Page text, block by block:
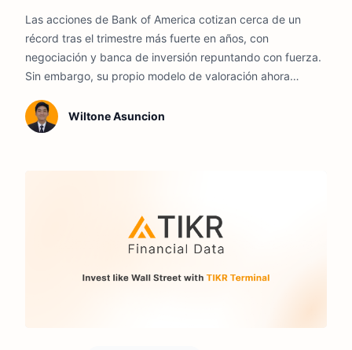
Las acciones de Bank of America cotizan cerca de un
récord tras el trimestre más fuerte en años, con
negociación y banca de inversión repuntando con fuerza.
Sin embargo, su propio modelo de valoración ahora
un analista acaba de decirles a sus clientes que tomen las
ganancias y se retiren.
Wiltone Asuncion